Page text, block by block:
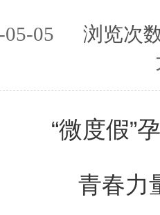
05-05 浏览次
“微度假”
青春力